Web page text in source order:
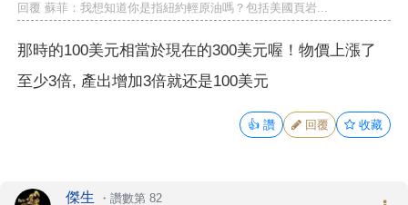
回覆 蘇菲 ：我想知道你是指紐約輕原油嗎？包括美國頁岩...
那時的100美元相當於現在的300美元喔！物價上漲了
至少3倍, 產出增加3倍就还是100美元
👍 讚 回覆 收藏
傑生 ・ 讚數第 82